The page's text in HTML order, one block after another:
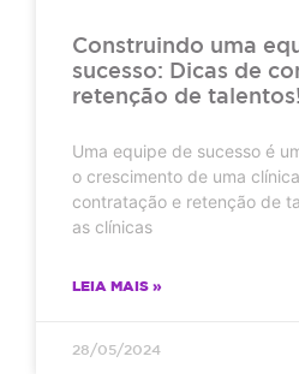
Construindo uma
sucesso: Dicas de
retenção de talentos!
Uma equipe de sucesso é
o crescimento de uma
contratação e retenção de
as clínicas
LEIA MAIS »
28/05/2024